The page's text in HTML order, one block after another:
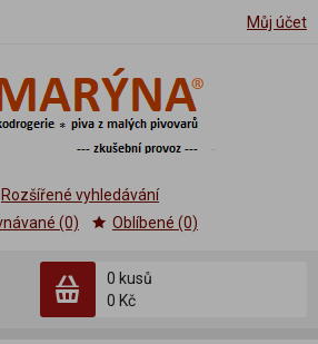
Můj účet
0 kusů
0 Kč
Rozšířené vyhledávání
(0)
Oblíbené (0)